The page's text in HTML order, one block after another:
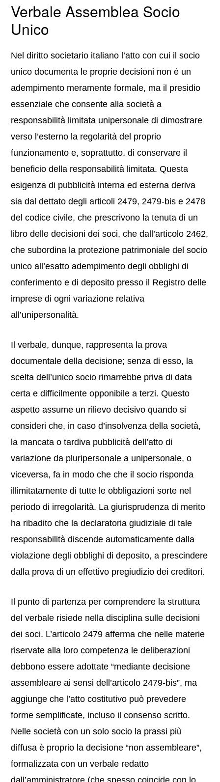
Verbale Assemblea Socio
Unico
Nel diritto societario italiano l’atto con cui il socio
unico documenta le proprie decisioni non è un
adempimento meramente formale, ma il presidio
essenziale che consente alla società a
responsabilità limitata unipersonale di dimostrare
verso l’esterno la regolarità del proprio
funzionamento e, soprattutto, di conservare il
beneficio della responsabilità limitata. Questa
esigenza di pubblicità interna ed esterna deriva
sia dal dettato degli articoli 2479, 2479-bis e 2478
del codice civile, che prescrivono la tenuta di un
libro delle decisioni dei soci, che dall’articolo 2462,
che subordina la protezione patrimoniale del socio
unico all’esatto adempimento degli obblighi di
conferimento e di deposito presso il Registro delle
imprese di ogni variazione relativa
all’unipersonalità.
Il verbale, dunque, rappresenta la prova
documentale della decisione; senza di esso, la
scelta dell’unico socio rimarrebbe priva di data
certa e difficilmente opponibile a terzi. Questo
aspetto assume un rilievo decisivo quando si
consideri che, in caso d’insolvenza della società,
la mancata o tardiva pubblicità dell’atto di
variazione da pluripersonale a unipersonale, o
viceversa, fa in modo che che il socio risponda
illimitatamente di tutte le obbligazioni sorte nel
periodo di irregolarità. La giurisprudenza di merito
ha ribadito che la declaratoria giudiziale di tale
responsabilità discende automaticamente dalla
violazione degli obblighi di deposito, a prescindere
dalla prova di un effettivo pregiudizio dei creditori.
Il punto di partenza per comprendere la struttura
del verbale risiede nella disciplina sulle decisioni
dei soci. L’articolo 2479 afferma che nelle materie
riservate alla loro competenza le deliberazioni
debbono essere adottate “mediante decisione
assembleare ai sensi dell’articolo 2479-bis”, ma
aggiunge che l’atto costitutivo può prevedere
forme semplificate, incluso il consenso scritto.
Nelle società con un solo socio la prassi più
diffusa è proprio la decisione “non assembleare”,
formalizzata con un verbale redatto
dall’amministratore (che spesso coincide con lo